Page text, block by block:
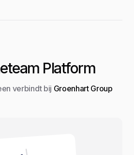
Platform
verbindt bij Groenhart Group